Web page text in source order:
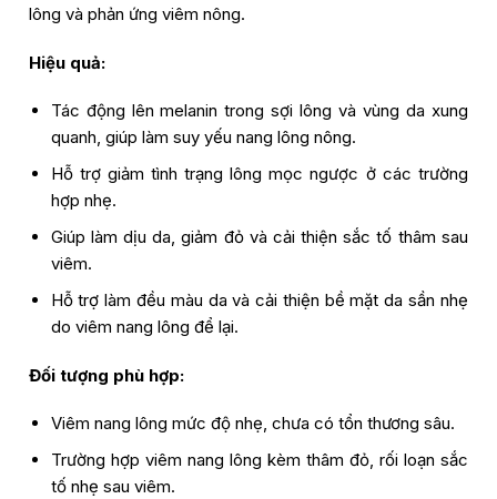
lông và phản ứng viêm nông.
Hiệu quả:
Tác động lên melanin trong sợi lông và vùng da xung
quanh, giúp làm suy yếu nang lông nông.
Hỗ trợ giảm tình trạng lông mọc ngược ở các trường
hợp nhẹ.
Giúp làm dịu da, giảm đỏ và cải thiện sắc tố thâm sau
viêm.
Hỗ trợ làm đều màu da và cải thiện bề mặt da sần nhẹ
do viêm nang lông để lại.
Đối tượng phù hợp:
Viêm nang lông mức độ nhẹ, chưa có tổn thương sâu.
Trường hợp viêm nang lông kèm thâm đỏ, rối loạn sắc
tố nhẹ sau viêm.